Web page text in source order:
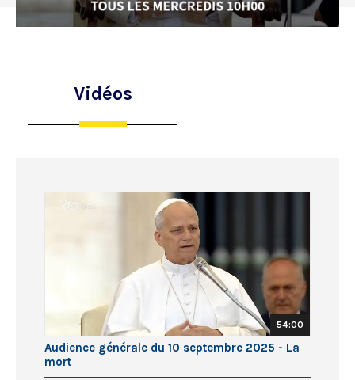
Vidéos
54:00
Audience générale du 10 septembre 2025 - La
mort